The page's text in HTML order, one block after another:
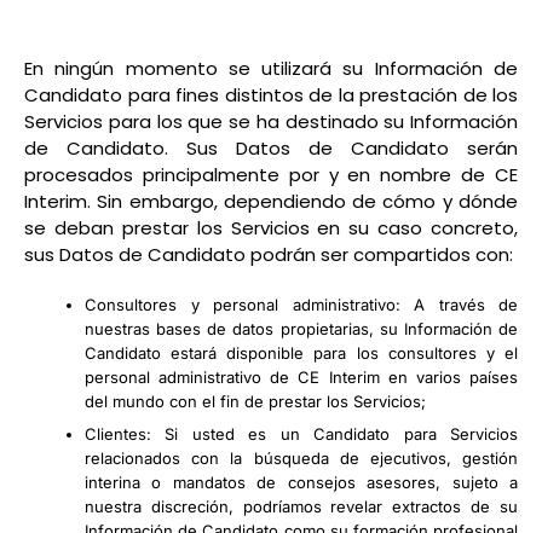
En ningún momento se utilizará su Información de
Candidato para fines distintos de la prestación de los
Servicios para los que se ha destinado su Información
de Candidato. Sus Datos de Candidato serán
procesados principalmente por y en nombre de CE
Interim. Sin embargo, dependiendo de cómo y dónde
se deban prestar los Servicios en su caso concreto,
sus Datos de Candidato podrán ser compartidos con:
Consultores y personal administrativo: A través de
nuestras bases de datos propietarias, su Información de
Candidato estará disponible para los consultores y el
personal administrativo de CE Interim en varios países
del mundo con el fin de prestar los Servicios;
Clientes: Si usted es un Candidato para Servicios
relacionados con la búsqueda de ejecutivos, gestión
interina o mandatos de consejos asesores, sujeto a
nuestra discreción, podríamos revelar extractos de su